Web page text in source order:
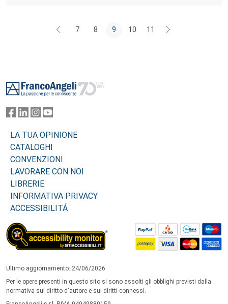
7 8 9 10 11
LA TUA OPINIONE
CATALOGHI
CONVENZIONI
LAVORARE CON NOI
LIBRERIE
INFORMATIVA PRIVACY
ACCESSIBILITÁ
Ultimo aggiornamento: 24/06/2026
Per le opere presenti in questo sito si sono assolti gli obblighi previsti dalla
normativa sul diritto d'autore e sui diritti connessi.